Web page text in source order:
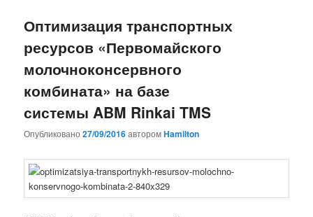
Оптимизация транспортных
ресурсов «Первомайского
молочноконсервного
комбината» на базе
системы ABM Rinkai TMS
Опубликовано27/09/2016авторомHamilton